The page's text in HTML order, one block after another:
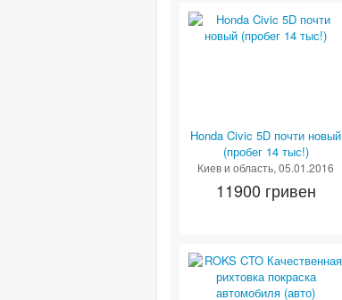
Honda Civic 5D почти новый
(пробег 14 тыс!)
Киев и область, 05.01.2016
11900 гривен